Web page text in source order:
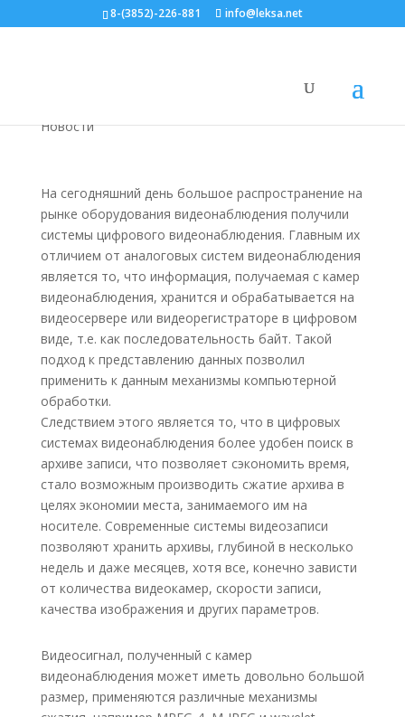
8-(3852)-226-881 info@leksa.net
Новости
На сегодняшний день большое распространение на
рынке оборудования видеонаблюдения получили
системы цифрового видеонаблюдения. Главным их
отличием от аналоговых систем видеонаблюдения
является то, что информация, получаемая с камер
видеонаблюдения, хранится и обрабатывается на
видеосервере или видеорегистраторе в цифровом
виде, т.е. как последовательность байт. Такой
подход к представлению данных позволил
применить к данным механизмы компьютерной
обработки.
Следствием этого является то, что в цифровых
системах видеонаблюдения более удобен поиск в
архиве записи, что позволяет сэкономить время,
стало возможным производить сжатие архива в
целях экономии места, занимаемого им на
носителе. Современные системы видеозаписи
позволяют хранить архивы, глубиной в несколько
недель и даже месяцев, хотя все, конечно зависти
от количества видеокамер, скорости записи,
качества изображения и других параметров.
Видеосигнал, полученный с камер
видеонаблюдения может иметь довольно большой
размер, применяются различные механизмы